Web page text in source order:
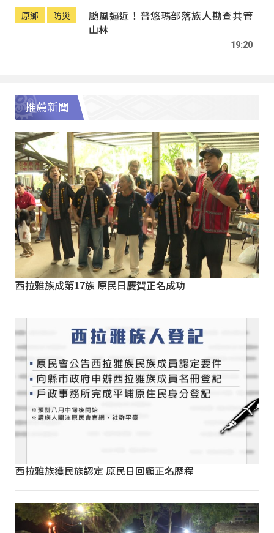
原鄉 防災
颱風逼近！普悠瑪部落族人勘查共管
山林
19:20
推薦新聞
西拉雅族成第17族 原民日慶賀正名成功
西拉雅族獲民族認定 原民日回顧正名歷程